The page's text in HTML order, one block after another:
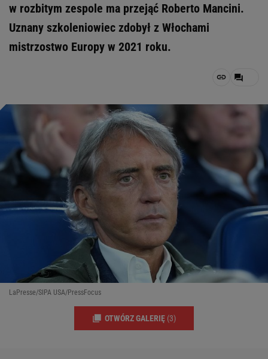
w rozbitym zespole ma przejąć Roberto Mancini.
Uznany szkoleniowiec zdobył z Włochami
mistrzostwo Europy w 2021 roku.
LaPresse/SIPA USA/PressFocus
OTWÓRZ GALERIĘ (3)